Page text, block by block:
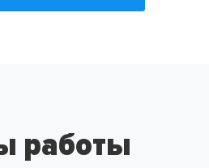
работы